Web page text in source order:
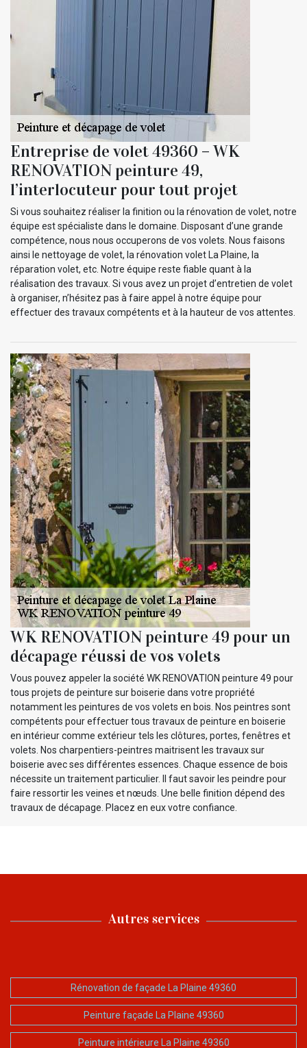
Entreprise de volet 49360 – WK
RENOVATION peinture 49,
l’interlocuteur pour tout projet
Si vous souhaitez réaliser la finition ou la rénovation de volet, notre
équipe est spécialiste dans le domaine. Disposant d’une grande
compétence, nous nous occuperons de vos volets. Nous faisons
ainsi le nettoyage de volet, la rénovation volet La Plaine, la
réparation volet, etc. Notre équipe reste fiable quant à la
réalisation des travaux. Si vous avez un projet d’entretien de volet
à organiser, n’hésitez pas à faire appel à notre équipe pour
effectuer des travaux compétents et à la hauteur de vos attentes.
WK RENOVATION peinture 49 pour un
décapage réussi de vos volets
Vous pouvez appeler la société WK RENOVATION peinture 49 pour
tous projets de peinture sur boiserie dans votre propriété
notamment les peintures de vos volets en bois. Nos peintres sont
compétents pour effectuer tous travaux de peinture en boiserie
en intérieur comme extérieur tels les clôtures, portes, fenêtres et
volets. Nos charpentiers-peintres maitrisent les travaux sur
boiserie avec ses différentes essences. Chaque essence de bois
nécessite un traitement particulier. Il faut savoir les peindre pour
faire ressortir les veines et nœuds. Une belle finition dépend des
travaux de décapage. Placez en eux votre confiance.
Autres services
Rénovation de façade La Plaine 49360
Peinture façade La Plaine 49360
Peinture intérieure La Plaine 49360